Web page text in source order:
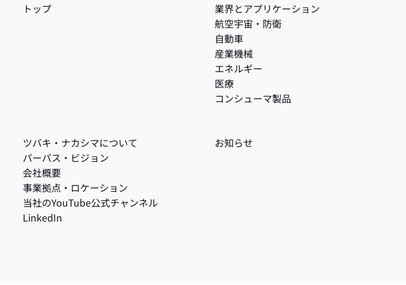
トップ
業界とアプリケーション
航空宇宙・防衛
自動車
産業機械
エネルギー
医療
コンシューマ製品
ツバキ・ナカシマについて
パーパス・ビジョン
会社概要
事業拠点・ロケーション
当社のYouTube公式チャンネル
LinkedIn
お知らせ